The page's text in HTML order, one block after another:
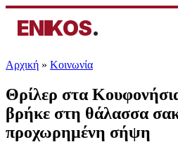
ENIKOS.
Αρχική » Κοινωνία
Θρίλερ στα
βρήκε στη θάλασσα
προχωρημένη σήψη